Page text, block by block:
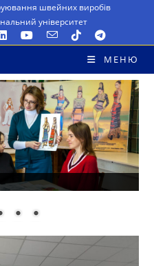
швейних виробів
університет
МЕНЮ